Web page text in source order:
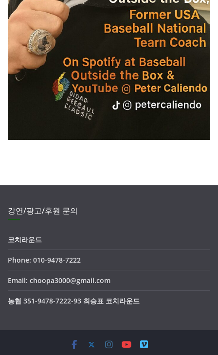
강연/광고/후원 문의
코치라운드
Phone: 010-9478-7222
Email: choopa3000@gmail.com
농협 351-9478-7222-93 최승표 코치라운드